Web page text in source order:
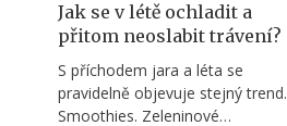
Jak se v létě ochladit a
přitom neoslabit trávení?
S příchodem jara a léta se
pravidelně objevuje stejný trend.
Smoothies. Zeleninové…